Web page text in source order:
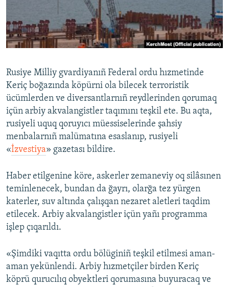
QOŞULIÑIZ!
RFE/RS bütün saytları
Rusiye Milliy gvardiyanıñ Federal ordu hızmetinde
Keriç boğazında köpürni ola bilecek terroristik
ücümlerden ve diversantlarnıñ reydlerinden qorumaq
içün arbiy akvalangistler taqımını teşkil ete. Bu aqta,
rusiyeli uquq qoruyıcı müessiselerinde şahsiy
menbalarnıñ malümatına esaslanıp, rusiyeli
«İzvestiya» gazetası bildire.
Haber etilgenine köre, askerler zemaneviy oq silâsınen
teminlenecek, bundan da ğayrı, olarğa tez yürgen
katerler, suv altında çalışqan nezaret aletleri taqdim
etilecek. Arbiy akvalangistler içün yañı programma
işlep çıqarıldı.
«Şimdiki vaqıtta ordu bölüginiñ teşkil etilmesi aman-
aman yekünlendi. Arbiy hızmetçiler birden Keriç
köprü qurucılıq obyektleri qorumasına buyuracaq ve